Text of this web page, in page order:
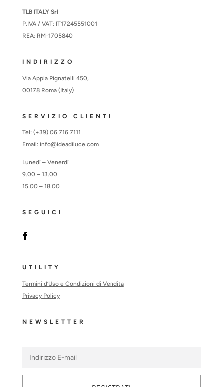
TLB ITALY Srl
P.IVA / VAT: IT17245551001
REA: RM-1705840
INDIRIZZO
Via Appia Pignatelli 450,
00178 Roma (Italy)
SERVIZIO CLIENTI
Tel: (+39) 06 716 7111
Email: info@ideadiluce.com
Lunedì – Venerdì
9.00 – 13.00
15.00 – 18.00
SEGUICI
UTILITY
Termini d’Uso e Condizioni di Vendita
Privacy Policy
NEWSLETTER